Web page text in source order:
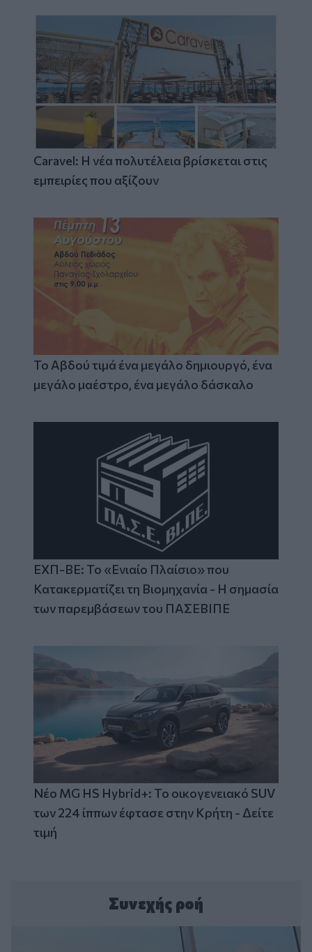
Caravel: Η νέα πολυτέλεια βρίσκεται στις
εμπειρίες που αξίζουν
Το Αβδού τιμά ένα μεγάλο δημιουργό, ένα
μεγάλο μαέστρο, ένα μεγάλο δάσκαλο
ΕΧΠ-ΒΕ: Το «Ενιαίο Πλαίσιο» που
Κατακερματίζει τη Βιομηχανία - Η σημασία
των παρεμβάσεων του ΠΑΣΕΒΙΠΕ
Νέο MG HS Hybrid+: Το οικογενειακό SUV
των 224 ίππων έφτασε στην Κρήτη - Δείτε
τιμή
Συνεχής ροή